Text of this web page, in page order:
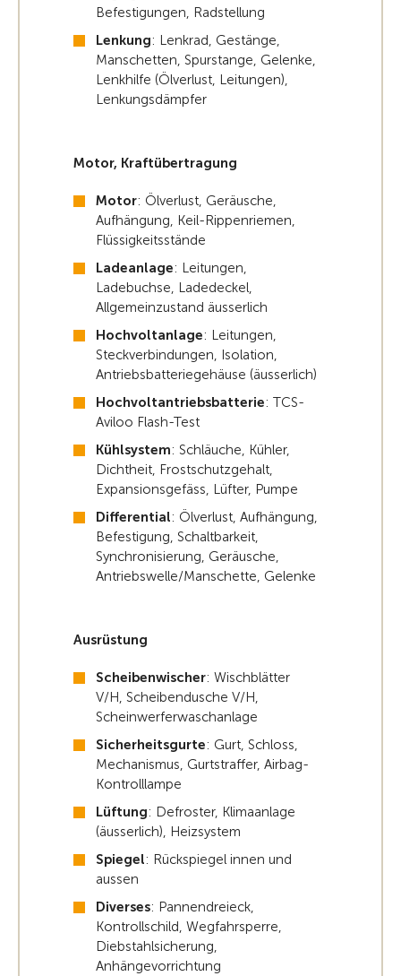
Befestigungen, Radstellung
Lenkung: Lenkrad, Gestänge,
Manschetten, Spurstange, Gelenke,
Lenkhilfe (Ölverlust, Leitungen),
Lenkungsdämpfer
Motor, Kraftübertragung
Motor: Ölverlust, Geräusche,
Aufhängung, Keil-Rippenriemen,
Flüssigkeitsstände
Ladeanlage: Leitungen,
Ladebuchse, Ladedeckel,
Allgemeinzustand äusserlich
Hochvoltanlage: Leitungen,
Steckverbindungen, Isolation,
Antriebsbatteriegehäuse (äusserlich)
Hochvoltantriebsbatterie: TCS-
Aviloo Flash-Test
Kühlsystem: Schläuche, Kühler,
Dichtheit, Frostschutzgehalt,
Expansionsgefäss, Lüfter, Pumpe
Differential: Ölverlust, Aufhängung,
Befestigung, Schaltbarkeit,
Synchronisierung, Geräusche,
Antriebswelle/Manschette, Gelenke
Ausrüstung
Scheibenwischer: Wischblätter
V/H, Scheibendusche V/H,
Scheinwerferwaschanlage
Sicherheitsgurte: Gurt, Schloss,
Mechanismus, Gurtstraffer, Airbag-
Kontrolllampe
Lüftung: Defroster, Klimaanlage
(äusserlich), Heizsystem
Spiegel: Rückspiegel innen und
aussen
Diverses: Pannendreieck,
Kontrollschild, Wegfahrsperre,
Diebstahlsicherung,
Anhängevorrichtung